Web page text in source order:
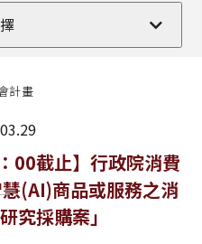
訂
項
計畫
00截止】行政院消費
(AI)商品或服務之消
究採購案」